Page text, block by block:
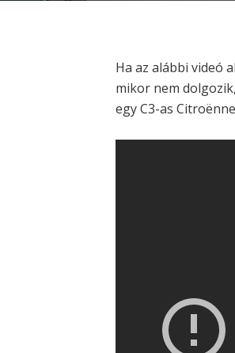
Ha az alábbi videó
mikor nem
egy C3-as